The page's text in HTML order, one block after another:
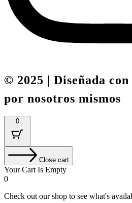
© 2025 | Diseñada
por nosotros mismos
0
Close cart
Your Cart Is Empty
0
Check out our shop to see what's